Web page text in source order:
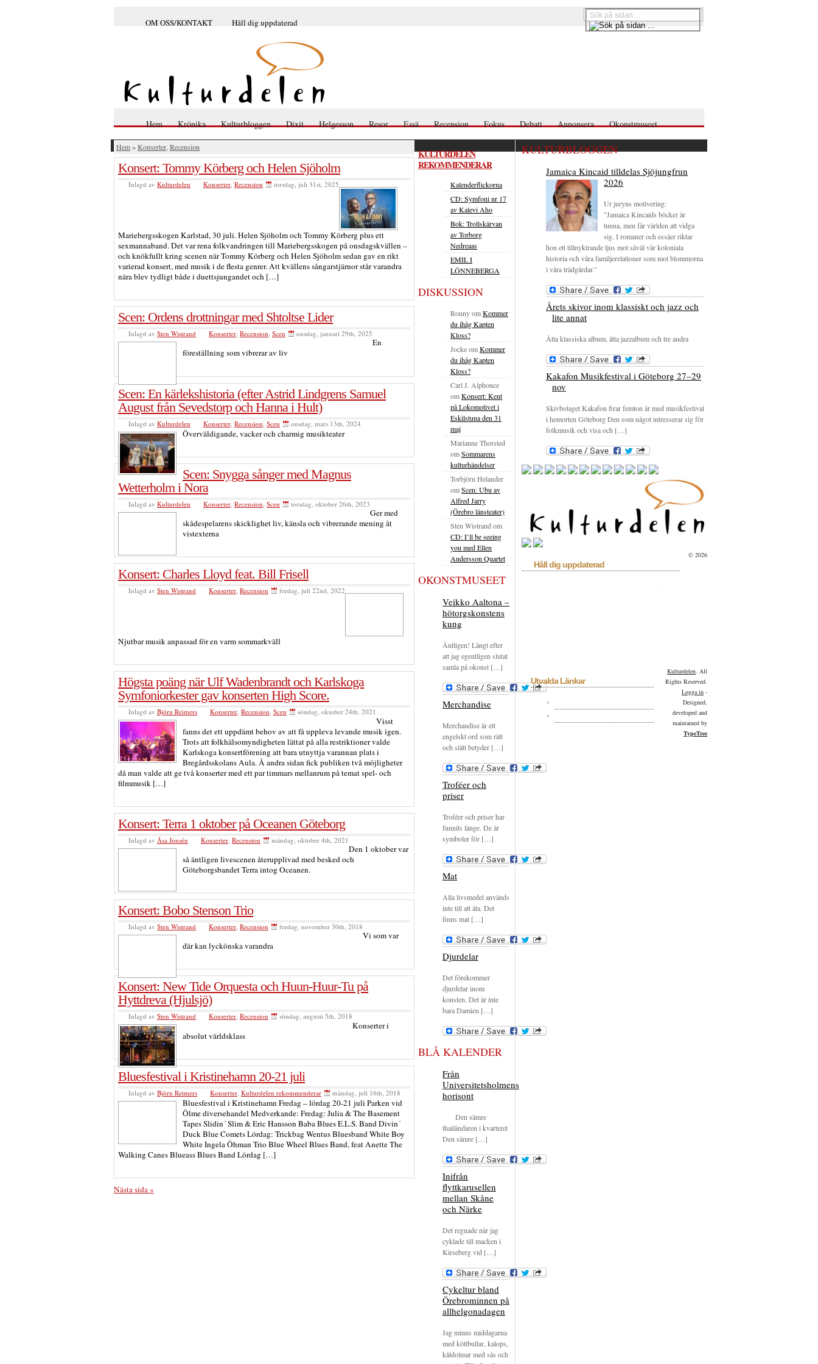
OM OSS/KONTAKT Håll dig uppdaterad
Hem Krönika Kulturbloggen Dixit Helgesson Resor Essä Recension Fokus Debatt Annonsera Okonstmuseet
Hem»Konserter Recension
Konsert: Tommy Körberg och Helen Sjöholm
Inlagd av Kulturdelen Konserter, Recension torsdag, juli 31st, 2025
Mariebergsskogen Karlstad, 30 juli. Helen Sjöholm och Tommy Körberg plus ett
sexmannaband. Det var rena folkvandringen till Mariebergsskogen på onsdagskvällen –
och knökfullt kring scenen när Tommy Körberg och Helen Sjöholm sedan gav en rikt
varierad konsert, med musik i de flesta genrer. Att kvällens sångarstjärnor står varandra
nära blev tydligt både i duettsjungandet och […]
Scen: Ordens drottningar med Shtoltse Lider
Inlagd av Sten Wistrand Konserter, Recension, Scen onsdag, januari 29th, 2025
En
föreställning som vibrerar av liv
Scen: En kärlekshistoria (efter Astrid Lindgrens Samuel
August från Sevedstorp och Hanna i Hult)
Inlagd av Kulturdelen Konserter Recension Scen onsdag, mars 13th, 2024
Överväldigande, vacker och charmig musikteater
Scen: Snygga sånger med Magnus
Wetterholm i Nora
Inlagd av Kulturdelen Konserter Recension Scen torsdag, oktober 26th, 2023
Ger med
skådespelarens skicklighet liv, känsla och vibrerande mening åt
vistexterna
Konsert: Charles Lloyd feat. Bill Frisell
Inlagd av Sten Wistrand Konserter, Recension fredag, juli 22nd, 2022
Njutbar musik anpassad för en varm sommarkväll
Högsta poäng när Ulf Wadenbrandt och Karlskoga
Symfoniorkester gav konserten High Score.
Inlagd av Björn Reimers Konserter, Recension, Scen söndag, oktober 24th, 2021
Visst
fanns det ett uppdämt behov av att få uppleva levande musik igen.
Trots att folkhälsomyndigheten lättat på alla restriktioner valde
Karlskoga konsertförening att bara utnyttja varannan plats i
Bregårdsskolans Aula. Å andra sidan fick publiken två möjligheter
då man valde att ge två konserter med ett par timmars mellanrum på temat spel- och
filmmusik […]
Konsert: Terra 1 oktober på Oceanen Göteborg
Inlagd av Åsa Jonsén Konserter Recension måndag, oktober 4th, 2021
Den 1 oktober var
så äntligen livescenen återupplivad med besked och
Göteborgsbandet Terra intog Oceanen.
Konsert: Bobo Stenson Trio
Inlagd av Sten Wistrand Konserter, Recension fredag, november 30th, 2018
Vi som var
där kan lyckönska varandra
Konsert: New Tide Orquesta och Huun-Huur-Tu på
Hyttdreva (Hjulsjö)
Inlagd av Sten Wistrand Konserter, Recension söndag, augusti 5th, 2018
Konserter i
absolut världsklass
Bluesfestival i Kristinehamn 20-21 juli
Inlagd av Björn Reimers Konserter Kulturdelen rekommenderar måndag, juli 16th, 2018
Bluesfestival i Kristinehamn Fredag – lördag 20-21 juli Parken vid
Ölme diversehandel Medverkande: Fredag: Julia & The Basement
Tapes Slidin´ Slim & Eric Hansson Baba Blues E.L.S. Band Divin´
Duck Blue Comets Lördag: Trickbag Wentus Bluesband White Boy
White Ingela Öhman Trio Blue Wheel Blues Band, feat Anette The
Walking Canes Blueass Blues Band Lördag […]
Nästa sida »
KULTURDELEN
REKOMMENDERAR
Kalenderflickorna
CD: Symfoni nr 17
av Kalevi Aho
Bok: Trollskärvan
av Torborg
Nedreaas
EMIL I
LÖNNEBERGA
DISKUSSION
RonnyomKommer
du ihåg Kapten
Kloss?
JockeomKommer
du ihåg Kapten
Kloss?
Carl J. Alphonce
omKonsert: Kent
på Lokomotivet i
Eskilstuna den 31
maj
Marianne Thorsted
omSommarens
kulturhändelser
Torbjörn Helander
omScen: Ubu av
Alfred Jarry
(Örebro länsteater)
Sten Wistrand om
CD: I’ll be seeing
you med Ellen
Andersson Quartet
OKONSTMUSEET
Veikko Aaltona –
hötorgskonstens
kung
Äntligen! Långt efter
att jag egentligen slutat
samla på okonst […]
Merchandise
Merchandise är ett
engelskt ord som rätt
och slätt betyder […]
Troféer och
priser
Troféer och priser har
funnits länge. De är
symboler för […]
Mat
Alla livsmedel används
inte till att äta. Det
finns mat […]
Djurdelar
Det förekommer
djurdelar inom
konsten. Det är inte
bara Damien […]
BLÅ KALENDER
Från
Universitetsholmens
horisont
Den sämre
thailändaren i kvarteret
Den sämre […]
Inifrån
flyttkarusellen
mellan Skåne
och Närke
Det regnade när jag
cyklade till macken i
Kirseberg vid […]
Cykeltur bland
Örebrominnen på
allhelgonadagen
Jag minns middagarna
med köttbullar, kalops,
kåldolmar med sås och
KULTURBLOGGEN
Jamaica Kincaid tilldelas Sjöjungfrun
2026
Ur juryns motivering:
”Jamaica Kincaids böcker är
tunna, men får världen att vidga
sig. I romaner och essäer riktar
hon ett tillnyktrande ljus mot såväl vår koloniala
historia och våra familjerelationer som mot blommorna
i våra trädgårdar.”
Årets skivor inom klassiskt och jazz och
lite annat
Åtta klassiska album, åtta jazzalbum och tre andra
Kakafon Musikfestival i Göteborg 27–29
nov
Skivbolaget Kakafon firar femton år med musikfestival
i hemorten Göteborg Den som något intresserar sig för
folkmusik och visa och […]
Håll dig uppdaterad
Utvalda Länkar
© 2026
Kulturdelen. All
Rights Reserved.
Logga in -
Designed,
developed and
maintained by
TypeTree